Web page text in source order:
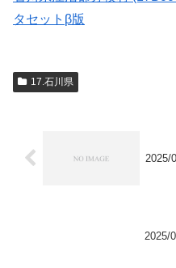
タセットβ版
17.石川県
2025/
2025/